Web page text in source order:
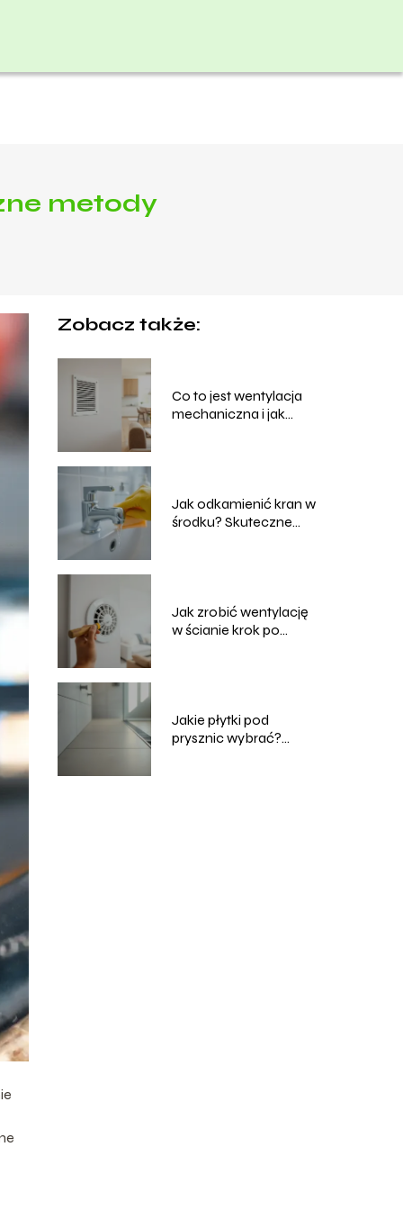
metody
Zobacz także:
Co to jest wentylacja
mechaniczna i jak
Jak odkamienić kran w
środku? Skuteczne
Jak zrobić wentylację
w ścianie krok po
Jakie płytki pod
prysznic wybrać?